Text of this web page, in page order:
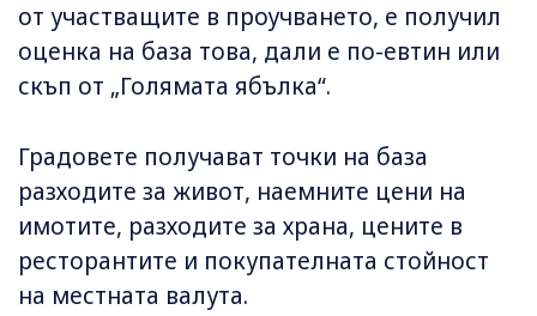
от участващите в проучването, е получил
оценка на база това, дали е по-евтин или
скъп от „Голямата ябълка“.
Градовете получават точки на база
разходите за живот, наемните цени на
имотите, разходите за храна, цените в
ресторантите и покупателната стойност
на местната валута.